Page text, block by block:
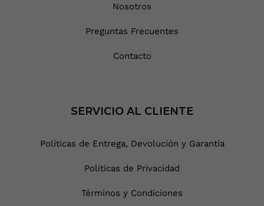
Nosotros
Preguntas Frecuentes
Contacto
SERVICIO AL CLIENTE
Políticas de Entrega, Devolución y Garantía
Políticas de Privacidad
Términos y Condiciones